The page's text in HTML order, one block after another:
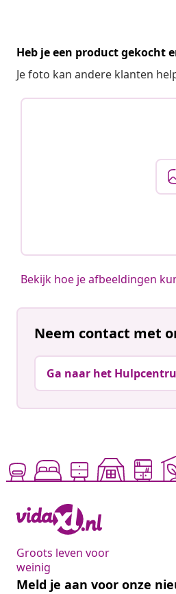
Heb je een product gekocht
Je foto kan andere klanten
Bekijk hoe je afbeeldingen
Neem contact met
Ga naar het
Groots leven voor
weinig
Meld je aan voor onze